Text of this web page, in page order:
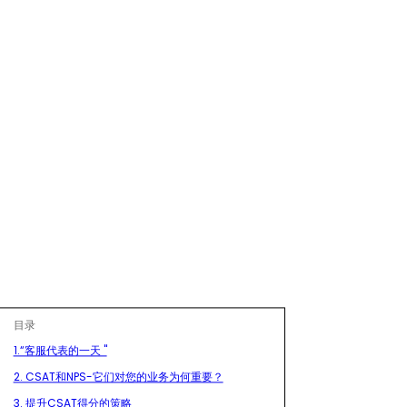
目录
1.“客服代表的一天 "
2. CSAT和NPS-它们对您的业务为何重要？
3. 提升CSAT得分的策略